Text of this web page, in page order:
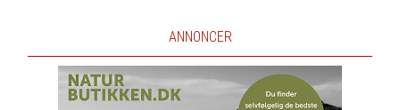
ANNONCER